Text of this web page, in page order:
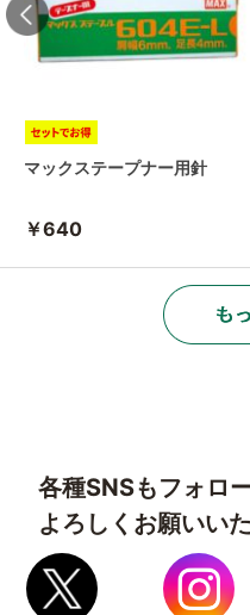
マックステープナー用針
￥640
各種SNSもフォロ
よろしくお願いい